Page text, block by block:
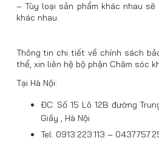
– Tùy loại sản phẩm khác nhau
khác nhau.
Thông tin chi tiết về chính sách
thể, xin liên hệ bộ phận Chăm sóc
Tại Hà Nội:
ĐC: Số 15 Lô 12B đường
Giấy , Hà Nội
Tel. 0913.223.113 –